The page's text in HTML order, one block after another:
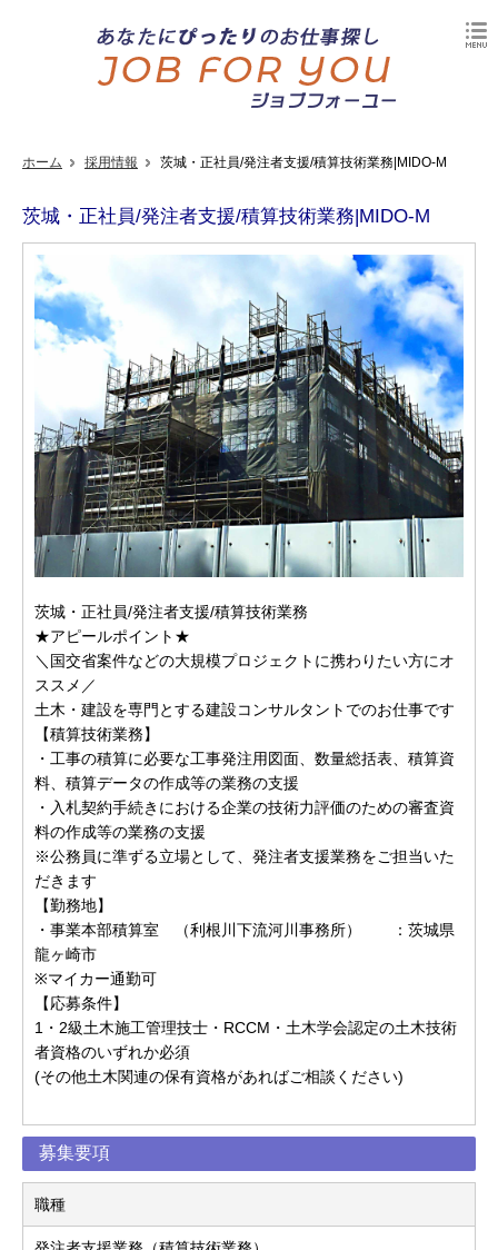
ホーム 採用情報 茨城・正社員/発注者支援/積算技術業務|MIDO-M
茨城・正社員/発注者支援/積算技術業務|MIDO-M
茨城・正社員/発注者支援/積算技術業務
★アピールポイント★
＼国交省案件などの大規模プロジェクトに携わりたい方にオ
ススメ／
土木・建設を専門とする建設コンサルタントでのお仕事です
【積算技術業務】
・工事の積算に必要な工事発注用図面、数量総括表、積算資
料、積算データの作成等の業務の支援
・入札契約手続きにおける企業の技術力評価のための審査資
料の作成等の業務の支援
※公務員に準ずる立場として、発注者支援業務をご担当いた
だきます
【勤務地】
・事業本部積算室 （利根川下流河川事務所） ：茨城県
龍ヶ崎市
※マイカー通勤可
【応募条件】
1・2級土木施工管理技士・RCCM・土木学会認定の土木技術
者資格のいずれか必須
(その他土木関連の保有資格があればご相談ください)
募集要項
職種